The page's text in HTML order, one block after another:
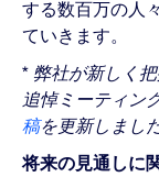
する数百万の人
ていきます。
* 弊社が新しく
追悼ミーティン
稿を更新しまし
将来の見通しに